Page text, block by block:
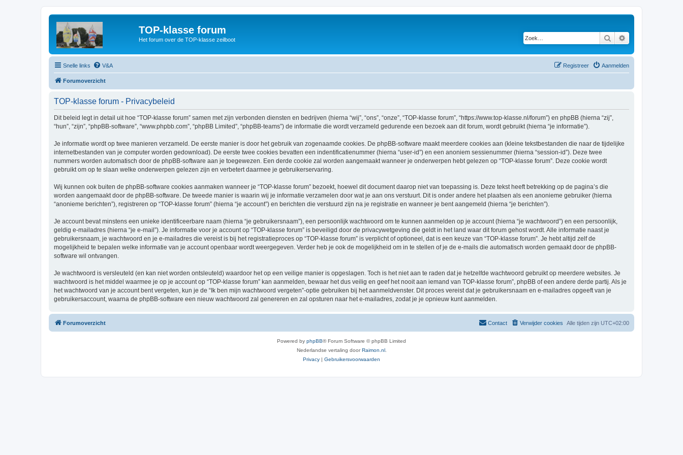
TOP-klasse forum
Het forum over de TOP-klasse zeilboot Zoek
Snelle links V&A Aanmelden
Registreer
Forumoverzicht
TOP-klasse forum - Privacybeleid
Dit beleid legt in detail uit hoe “TOP-klasse forum” samen met zijn verbonden diensten en bedrijven (hierna “wij”, “ons”, “onze”, “TOP-klasse forum”, “https://www.top-klasse.nl/forum”) en phpBB (hierna “zij”,
“hun”, “zijn”, “phpBB-software”, “www.phpbb.com”, “phpBB Limited”, “phpBB-teams”) de informatie die wordt verzameld gedurende een bezoek aan dit forum, wordt gebruikt (hierna “je informatie”).
Je informatie wordt op twee manieren verzameld. De eerste manier is door het gebruik van zogenaamde cookies. De phpBB-software maakt meerdere cookies aan (kleine tekstbestanden die naar de tijdelijke
internetbestanden van je computer worden gedownload). De eerste twee cookies bevatten een indentificatienummer (hierna “user-id”) en een anoniem sessienummer (hierna “session-id”). Deze twee
nummers worden automatisch door de phpBB-software aan je toegewezen. Een derde cookie zal worden aangemaakt wanneer je onderwerpen hebt gelezen op “TOP-klasse forum”. Deze cookie wordt
gebruikt om op te slaan welke onderwerpen gelezen zijn en verbetert daarmee je gebruikerservaring.
Wij kunnen ook buiten de phpBB-software cookies aanmaken wanneer je “TOP-klasse forum” bezoekt, hoewel dit document daarop niet van toepassing is. Deze tekst heeft betrekking op de pagina’s die
worden aangemaakt door de phpBB-software. De tweede manier is waarin wij je informatie verzamelen door wat je aan ons verstuurt. Dit is onder andere het plaatsen als een anonieme gebruiker (hierna
“anonieme berichten”), registreren op “TOP-klasse forum” (hierna “je account”) en berichten die verstuurd zijn na je registratie en wanneer je bent aangemeld (hierna “je berichten”).
Je account bevat minstens een unieke identificeerbare naam (hierna “je gebruikersnaam”), een persoonlijk wachtwoord om te kunnen aanmelden op je account (hierna “je wachtwoord”) en een persoonlijk,
geldig e-mailadres (hierna “je e-mail”). Je informatie voor je account op “TOP-klasse forum” is beveiligd door de privacywetgeving die geldt in het land waar dit forum gehost wordt. Alle informatie naast je
gebruikersnaam, je wachtwoord en je e-mailadres die vereist is bij het registratieproces op “TOP-klasse forum” is verplicht of optioneel, dat is een keuze van “TOP-klasse forum”. Je hebt altijd zelf de
mogelijkheid te bepalen welke informatie van je account openbaar wordt weergegeven. Verder heb je ook de mogelijkheid om in te stellen of je de e-mails die automatisch worden gemaakt door de phpBB-
software wil ontvangen.
Je wachtwoord is versleuteld (en kan niet worden ontsleuteld) waardoor het op een veilige manier is opgeslagen. Toch is het niet aan te raden dat je hetzelfde wachtwoord gebruikt op meerdere websites. Je
wachtwoord is het middel waarmee je op je account op “TOP-klasse forum” kan aanmelden, bewaar het dus veilig en geef het nooit aan iemand van TOP-klasse forum”, phpBB of een andere derde partij. Als je
het wachtwoord van je account bent vergeten, kun je de “Ik ben mijn wachtwoord vergeten”-optie gebruiken bij het aanmeldvenster. Dit proces vereist dat je gebruikersnaam en e-mailadres opgeeft van je
gebruikersaccount, waarna de phpBB-software een nieuw wachtwoord zal genereren en zal opsturen naar het e-mailadres, zodat je je opnieuw kunt aanmelden.
Forumoverzicht Alle tijden zijn UTC+02:00
Verwijder cookies
Contact
Powered by phpBB® Forum Software © phpBB Limited
Nederlandse vertaling doorRaimon.nl.
Privacy | Gebruikersvoorwaarden